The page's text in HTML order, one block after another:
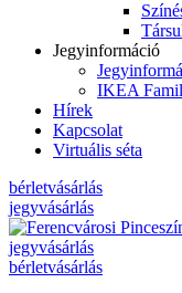
Jegyinformáció
IKEA
Hírek
Kapcsolat
Virtuális séta
bérletvásárlás
jegyvásárlás
jegyvásárlás
bérletvásárlás